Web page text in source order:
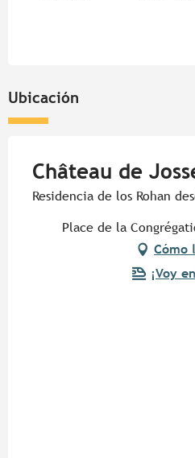
Ubicación
Château de
Residencia de los Rohan
Place de la
Cómo
¡Voy